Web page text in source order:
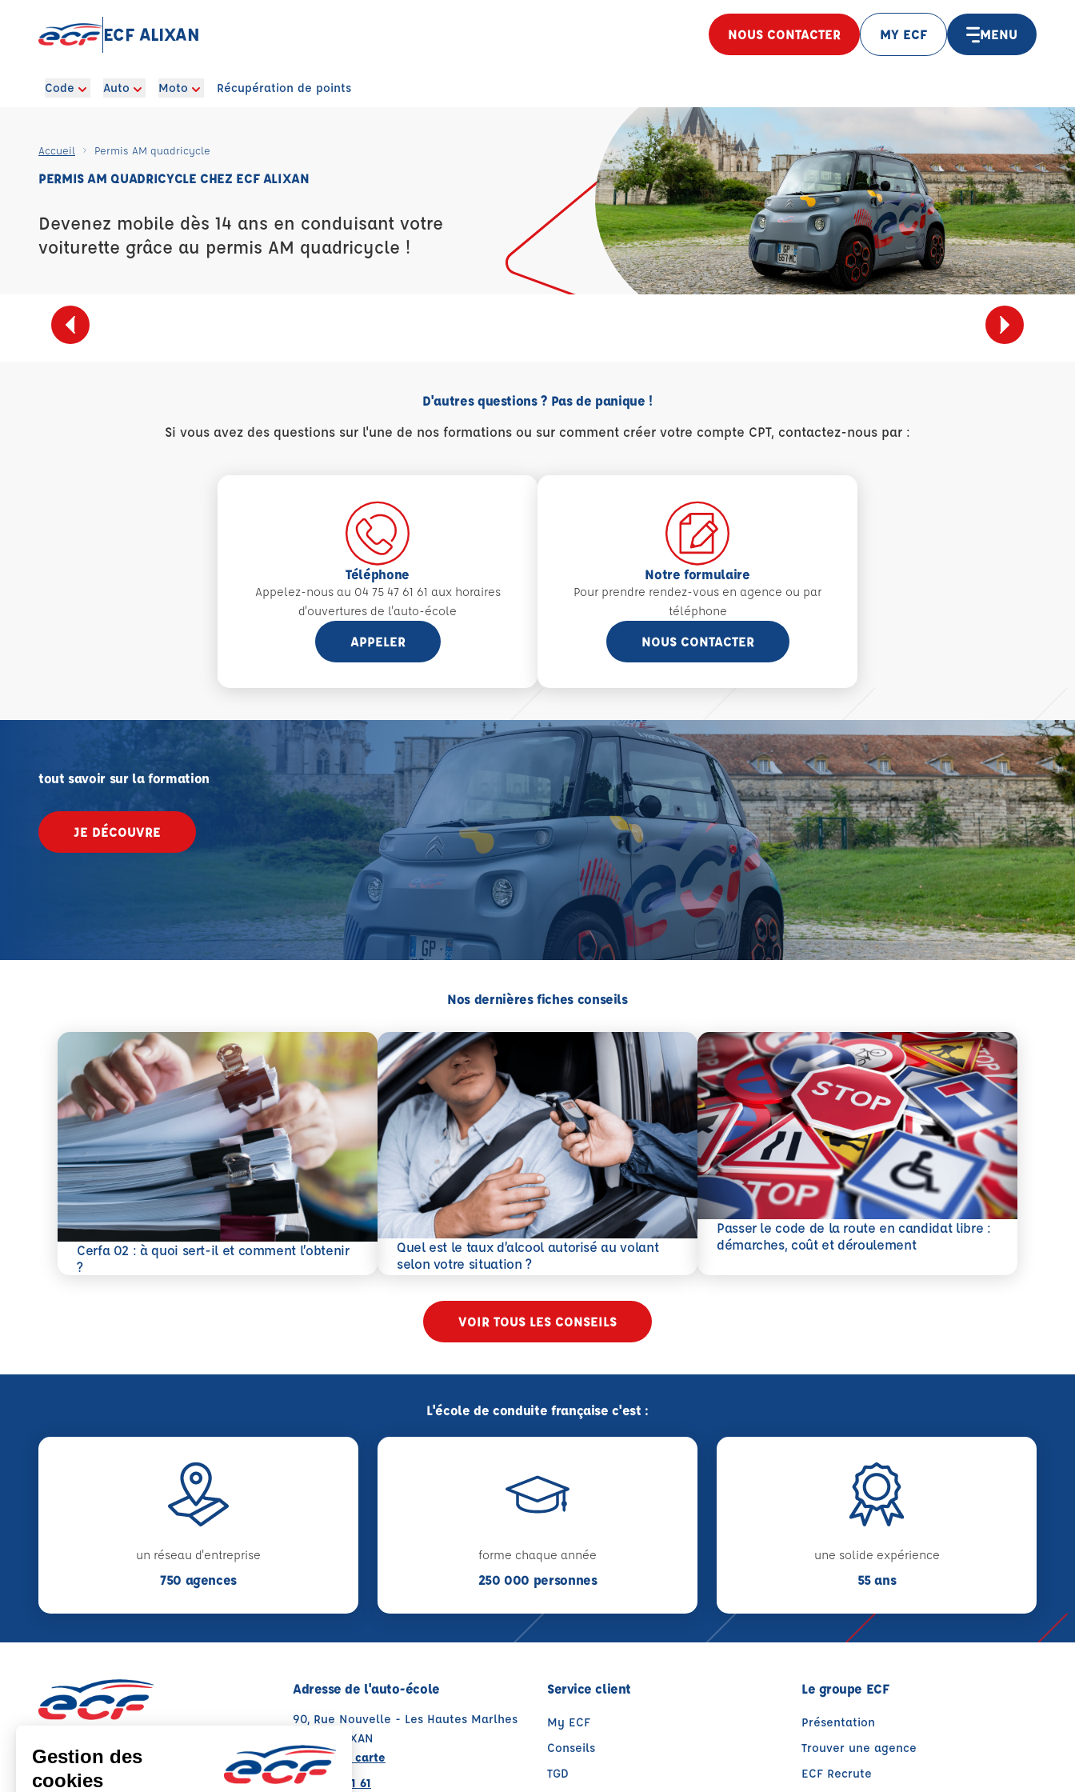
ECF ALIXAN NOUS CONTACTER MY ECF MENU
Code Auto Moto Récupération de points
Accueil Permis AM quadricycle
PERMIS AM QUADRICYCLE CHEZ ECF ALIXAN
Devenez mobile dès 14 ans en conduisant votre
voiturette grâce au permis AM quadricycle !
D'autres questions ? Pas de panique !
Si vous avez des questions sur l'une de nos formations ou sur comment créer votre compte CPT, contactez-nous par :
Téléphone
Appelez-nous au 04 75 47 61 61 aux horaires
d'ouvertures de l'auto-école
APPELER
Notre formulaire
Pour prendre rendez-vous en agence ou par
téléphone
NOUS CONTACTER
tout savoir sur la formation
JE DÉCOUVRE
Nos dernières fiches conseils
Cerfa 02 : à quoi sert-il et comment l’obtenir
?
En savoir plus
Quel est le taux d’alcool autorisé au volant
selon votre situation ?
En savoir plus
Passer le code de la route en candidat libre :
démarches, coût et déroulement
En savoir plus
VOIR TOUS LES CONSEILS
L'école de conduite française c'est :
un réseau d'entreprise
750 agences
forme chaque année
250 000 personnes
une solide expérience
55 ans
Note : 4.3/5
Moyenne calculée sur 126 avis
Adresse de l'auto-école
90, Rue Nouvelle - Les Hautes Marlhes
26300 ALIXAN
Voir sur la carte
04 75 47 61 61
Service client
My ECF
Conseils
TGD
Le groupe ECF
Présentation
Trouver une agence
ECF Recrute